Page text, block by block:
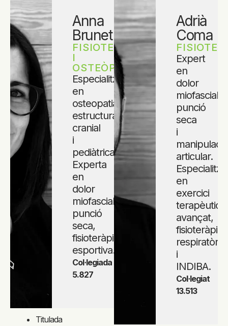
Anna
Brunet
FISIOTERAPEUTA
I
OSTEÒPATA
Especialitzada
en
osteopatia
estructural,
cranial
i
pediàtrica.
Experta
en
dolor
miofascial,
punció
seca,
fisioteràpia
esportiva.
Col·legiada
5.827
Titulada
Adrià
Coma
Expert
en
dolor
miofascial,
punció
seca
i
manipulació
articular.
en
exercici
terapèutic
avançat,
fisioteràpia
respiratòria
i
INDIBA.
Col·legiat
13.513